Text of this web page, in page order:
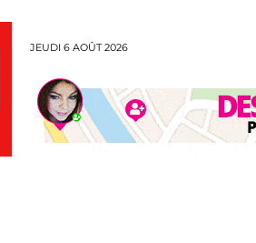
JEUDI 6 AOÛT 2026